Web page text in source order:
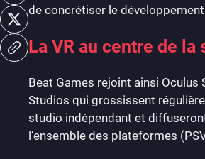
de concrétiser le développement
La VR au centre de la
Beat Games rejoint ainsi
Studios qui grossissent
studio indépendant et
l’ensemble des plateformes